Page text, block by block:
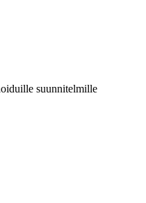
suunnitelmille